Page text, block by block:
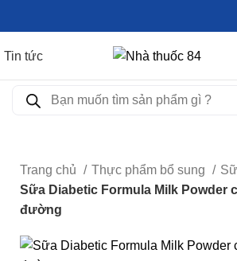
Tin tức
Trang chủ Thực phẩm bổ sung
Sữa Diabetic Formula Milk Powder
đường